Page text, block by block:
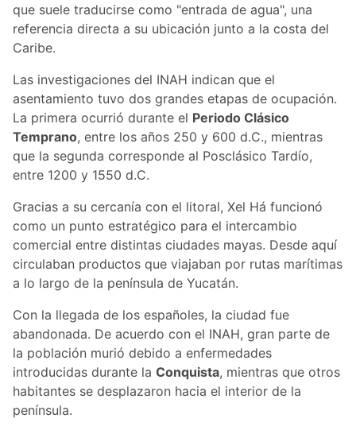
que suele traducirse como "entrada de agua", una
referencia directa a su ubicación junto a la costa del
Caribe.
Las investigaciones del INAH indican que el
asentamiento tuvo dos grandes etapas de ocupación.
La primera ocurrió durante el Periodo Clásico
Temprano, entre los años 250 y 600 d.C., mientras
que la segunda corresponde al Posclásico Tardío,
entre 1200 y 1550 d.C.
Gracias a su cercanía con el litoral, Xel Há funcionó
como un punto estratégico para el intercambio
comercial entre distintas ciudades mayas. Desde aquí
circulaban productos que viajaban por rutas marítimas
a lo largo de la península de Yucatán.
Con la llegada de los españoles, la ciudad fue
abandonada. De acuerdo con el INAH, gran parte de
la población murió debido a enfermedades
introducidas durante la Conquista, mientras que otros
habitantes se desplazaron hacia el interior de la
península.